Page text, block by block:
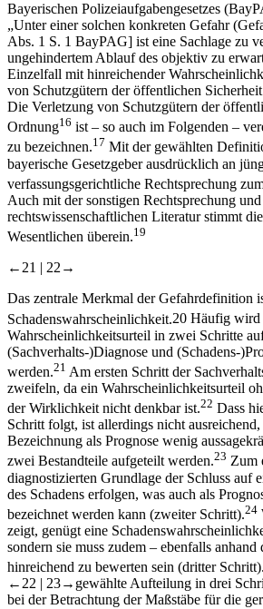
Bayerischen Polizeiaufgabengesetzes
„Unter einer solchen konkreten Gefahr
Abs. 1 S. 1 BayPAG] ist eine Sachlage zu
ungehindertem Ablauf des objektiv zu
Einzelfall mit hinreichender
von Schutzgütern der öffentlichen
Die Verletzung von Schutzgütern der
Ordnung16 ist – so auch im Folgenden –
zu bezeichnen.17 Mit der gewählten
bayerische Gesetzgeber ausdrücklich an
verfassungsgerichtliche Rechtsprechung
Auch mit der sonstigen Rechtsprechung und
rechtswissenschaftlichen Literatur stimmt
Wesentlichen überein.19
←21 |
22→
Das zentrale Merkmal der Gefahrdefinition
Schadenswahrscheinlichkeit.20 Häufig wird
Wahrscheinlichkeitsurteil in zwei Schritte
(Sachverhalts-)Diagnose und (Schadens-
werden.21 Am ersten Schritt der
zweifeln, da ein Wahrscheinlichkeitsurteil
der Wirklichkeit nicht denkbar ist.22 Dass
Schritt folgt, ist allerdings nicht ausreichend,
Bezeichnung als Prognose wenig
zwei Bestandteile aufgeteilt werden.23 Zum
diagnostizierten Grundlage der Schluss auf
des Schadens erfolgen, was auch als
bezeichnet werden kann (zweiter Schritt).24
zeigt, genügt eine
sondern sie muss zudem – ebenfalls
hinreichend zu bewerten sein (dritter Schritt).
←22 | 23→ gewählte Aufteilung in drei
bei der Betrachtung der Maßstäbe für die